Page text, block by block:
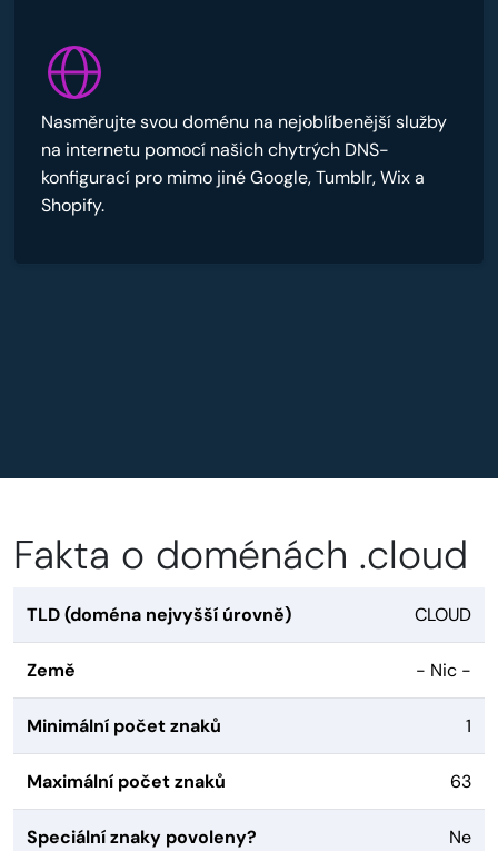
Nasměrujte svou doménu na nejoblíbenější služby
na internetu pomocí našich chytrých DNS-
konfigurací pro mimo jiné Google, Tumblr, Wix a
Shopify.
Fakta o doménách .cloud
TLD (doména nejvyšší úrovně) CLOUD
Země - Nic -
Minimální počet znaků 1
Maximální počet znaků 63
Speciální znaky povoleny? Ne